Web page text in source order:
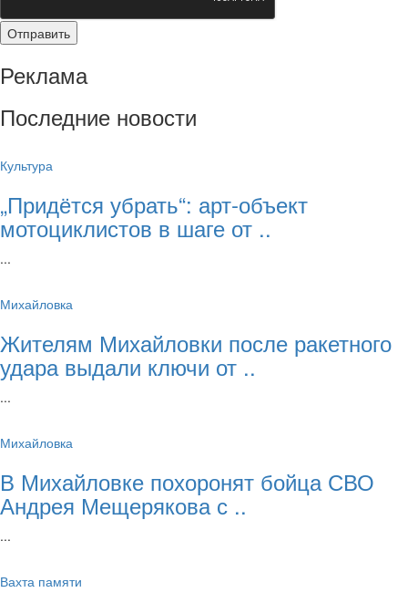
Реклама
Последние новости
Культура
„Придётся убрать“: арт‑объект
мотоциклистов в шаге от ..
...
Михайловка
Жителям Михайловки после ракетного
удара выдали ключи от ..
...
Михайловка
В Михайловке похоронят бойца СВО
Андрея Мещерякова с ..
...
Вахта памяти